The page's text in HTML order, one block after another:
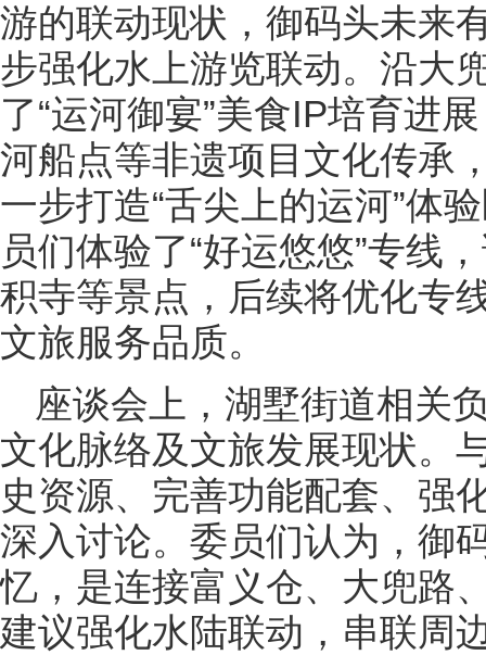
游的联动现状，御码头未来
步强化水上游览联动。沿大
了“运河御宴”美食IP培育进
河船点等非遗项目文化传承
一步打造“舌尖上的运河”体
员们体验了“好运悠悠”专线
积寺等景点，后续将优化专
文旅服务品质。
座谈会上，湖墅街道相关
文化脉络及文旅发展现状。
史资源、完善功能配套、强
深入讨论。委员们认为，御
忆，是连接富义仓、大兜路
建议强化水陆联动，串联周